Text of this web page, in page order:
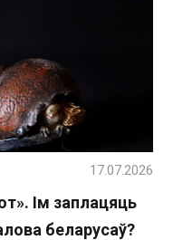
Ім заплацяць
беларусаў?
17.07.2026